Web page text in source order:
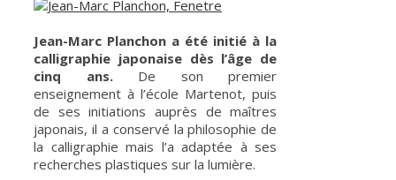
Jean-Marc Planchon a été initié à la
calligraphie japonaise dès l’âge de
cinq ans.De son premier
enseignement à l’école Martenot, puis
de ses initiations auprès de maîtres
japonais, il a conservé la philosophie de
la calligraphie mais l’a adaptée à ses
recherches plastiques sur la lumière.